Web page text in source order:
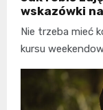
wskazówki
Nie trzeba mieć
kursu